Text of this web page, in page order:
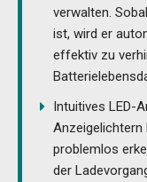
verwalten.
ist, wird er
effektiv zu
Intuitives LED-
Anzeigelichtern
problemlos
der